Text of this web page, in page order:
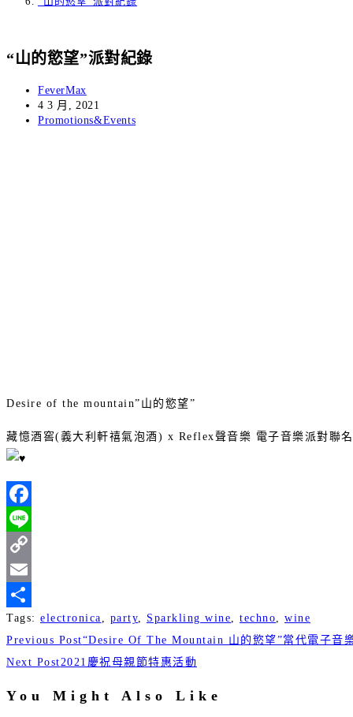
“山的慾望”派對紀錄
Post
author:
FeverMax
Post
published:
4 3 月, 2021
Post
Promotions&Events
Desire of the mountain”山的慾望”
藏憶酒窖(義大利軒禧氣泡酒) x Reflex聲音樂 電子音樂派對聯
Facebook
Line
Copy
Link
Email
分
享
Tags: electronica party Sparkling wine techno wine
Read
more
Previous Post“Desire Of The Mountain 山的慾望”當代電子音
Next Post 2021慶祝母親節特惠活動
You Might Also Like